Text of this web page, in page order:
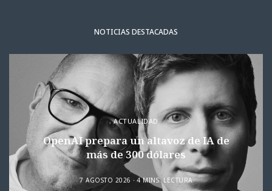
NOTICIAS DESTACADAS
ACTUALIDAD
OpenAI prepara un altavoz de IA de
más de 300 dólares
7 AGOSTO 2026 4 MINS. LECTURA